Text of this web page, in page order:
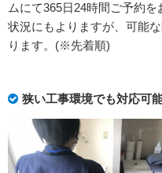
ムにて365日24時間ご予約
状況にもよりますが、可能
ります。(※先着順)
狭い工事環境でも対応可